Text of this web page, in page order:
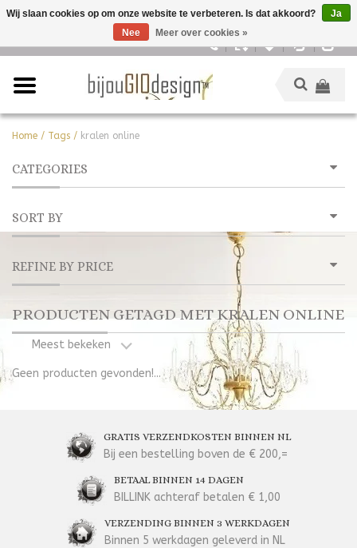
Home / Tags / kralen online
CATEGORIES
SORT BY
REFINE BY PRICE
PRODUCTEN GETAGD MET KRALEN ONLINE
Meest bekeken
Geen producten gevonden!...
GRATIS VERZENDKOSTEN BINNEN NL
Bij een bestelling boven de € 200,=
BETAAL BINNEN 14 DAGEN
BILLINK achteraf betalen € 1,00
VERZENDING BINNEN 3 WERKDAGEN
Binnen 5 werkdagen geleverd in NL
Wij slaan cookies op om onze website te verbeteren. Is dat akkoord?
Ja
Nee
Meer over cookies »